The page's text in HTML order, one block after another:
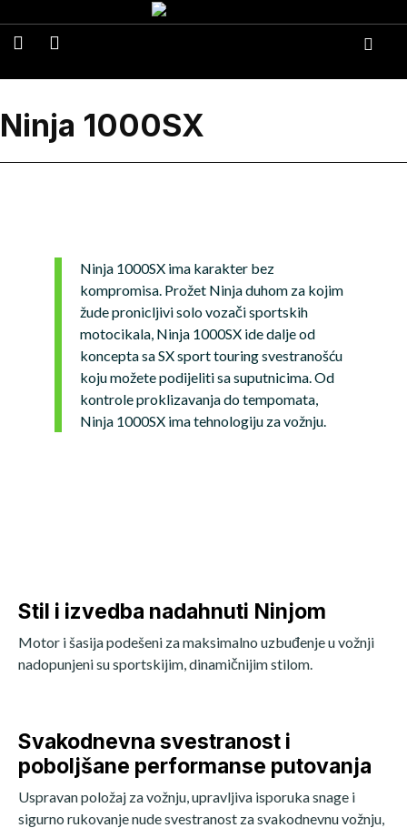
Ninja 1000SX
Ninja 1000SX ima karakter bez
kompromisa. Prožet Ninja duhom za kojim
žude pronicljivi solo vozači sportskih
motocikala, Ninja 1000SX ide dalje od
koncepta sa SX sport touring svestranošću
koju možete podijeliti sa suputnicima. Od
kontrole proklizavanja do tempomata,
Ninja 1000SX ima tehnologiju za vožnju.
Stil i izvedba nadahnuti Ninjom
Motor i šasija podešeni za maksimalno uzbuđenje u vožnji
nadopunjeni su sportskijim, dinamičnijim stilom.
Svakodnevna svestranost i
poboljšane performanse putovanja
Uspravan položaj za vožnju, upravljiva isporuka snage i
sigurno rukovanje nude svestranost za svakodnevnu vožnju,